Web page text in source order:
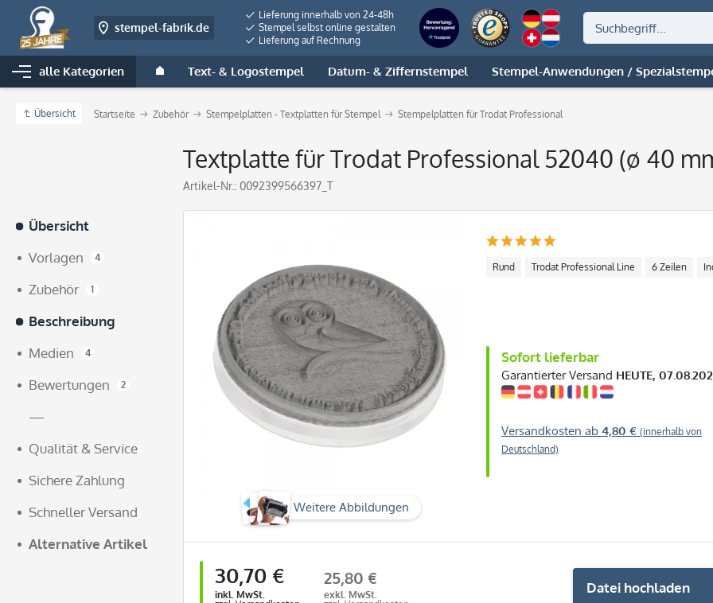
stempel-fabrik.de
Lieferung innerhalb von 24-48h
Stempel selbst online gestalten
Lieferung auf Rechnung
alle Kategorien Text- & Logostempel Datum- & Ziffernstempel Stempel-Anwendungen /
Übersicht Startseite Zubehör Stempelplatten - Textplatten für Stempel Stempelplatten für Trodat Professional
Textplatte für Trodat Professional 52040 (ø 40
Artikel-Nr.: 0092399566397_T
Übersicht
Vorlagen
4
Zubehör 1
Beschreibung
Medien
4
Bewertungen 2
—
Qualität & Service
Sichere Zahlung
Schneller Versand
Alternative Artikel
Weitere Abbildungen
Rund Trodat Professional Line 6 Zeilen
Sofort lieferbar
Garantierter Versand HEUTE,
Versandkosten ab 4,80 € (innerhalb von
Deutschland)
30,70 €
inkl. MwSt.
25,80 €
exkl. MwSt.
Datei hochladen